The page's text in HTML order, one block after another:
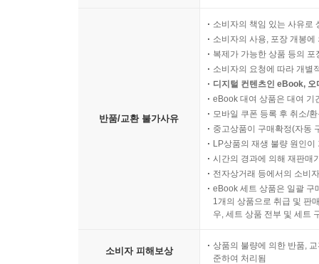
반품/교환 불가사유
소비자의 책임 있는 사유로
소비자의 사용, 포장 개봉
복제가 가능한 상품 등의
소비자의 요청에 따라 개별
디지털 컨텐츠인 eBook,
eBook 대여 상품은 대여 기
모바일 쿠폰 등록 후 취소/
중고상품이 구매확정(자동
LP상품의 재생 불량 원인
시간의 경과에 의해 재판매
전자상거래 등에서의 소비
eBook 세트 상품은 일괄 구
1개의 상품으로 취급 및 판
우, 세트 상품 전부 및 세트
소비자 피해보상
상품의 불량에 의한 반품,
준하여 처리됨